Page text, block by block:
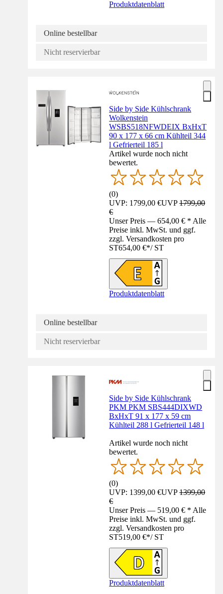
Produktdatenblatt
Online bestellbar
Nicht reservierbar
Side by Side Kühlschrank
Wolkenstein
WSBS518NFWDEIX BxHxT
90 x 177 x 66 cm Kühlteil 344
l Gefrierteil 185 l
Artikel wurde noch nicht
bewertet.
(0)
UVP: 1799,00 €UVP1799,00
€
Unser Preis — 654,00 € * Alle
Preise inkl. MwSt. und ggf.
zzgl. Versandkosten pro
ST654,00 €*/ ST
Produktdatenblatt
Online bestellbar
Nicht reservierbar
Side by Side Kühlschrank
PKM PKM SBS444DIXWD
BxHxT 91 x 177 x 59 cm
Kühlteil 288 l Gefrierteil 148 l
Artikel wurde noch nicht
bewertet.
(0)
UVP: 1399,00 €UVP1399,00
€
Unser Preis — 519,00 € * Alle
Preise inkl. MwSt. und ggf.
zzgl. Versandkosten pro
ST519,00 €*/ ST
Produktdatenblatt